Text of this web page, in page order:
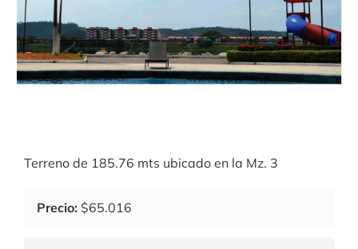
Terreno de 185.76 mts ubicado en la Mz. 3
Precio: $65.016